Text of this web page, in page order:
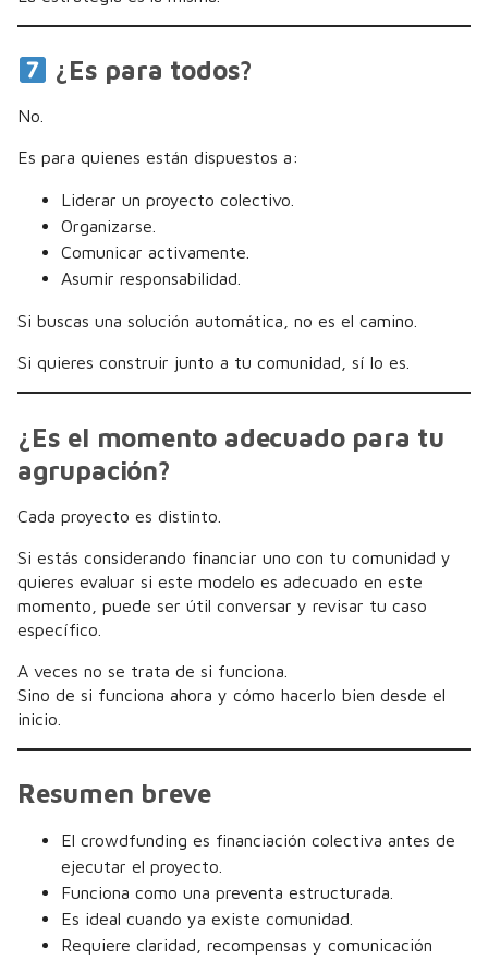
¿Es para todos?
No.
Es para quienes están dispuestos a:
Liderar un proyecto colectivo.
Organizarse.
Comunicar activamente.
Asumir responsabilidad.
Si buscas una solución automática, no es el camino.
Si quieres construir junto a tu comunidad, sí lo es.
¿Es el momento adecuado para tu
agrupación?
Cada proyecto es distinto.
Si estás considerando financiar uno con tu comunidad y
quieres evaluar si este modelo es adecuado en este
momento, puede ser útil conversar y revisar tu caso
específico.
A veces no se trata de si funciona.
Sino de si funciona ahora y cómo hacerlo bien desde el
inicio.
Resumen breve
El crowdfunding es financiación colectiva antes de
ejecutar el proyecto.
Funciona como una preventa estructurada.
Es ideal cuando ya existe comunidad.
Requiere claridad, recompensas y comunicación